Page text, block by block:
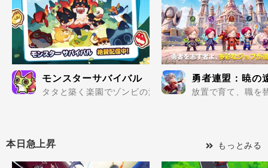
モンスターサバイバル
タタと築く楽園でゾンビの波を迎え撃て..
勇者連盟：暁の
放置で育て、職を
本日急上昇 もっとみる